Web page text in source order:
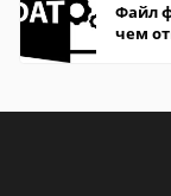
Файл
чем